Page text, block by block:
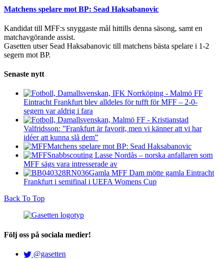
Matchens spelare mot BP: Sead Haksabanovic
Kandidat till MFF:s snyggaste mål hittills denna säsong, samt en
matchavgörande assist.
Gasetten utser Sead Haksabanovic till matchens bästa spelare i 1-2
segern mot BP.
Senaste nytt
Eintracht Frankfurt blev alldeles för tufft för MFF – 2-0-
segern var aldrig i fara
Valfridsson: ”Frankfurt är favorit, men vi känner att vi har
idéer att kunna slå dem”
Matchens spelare mot BP: Sead Haksabanovic
Snabbscouting Lasse Nordås – norska anfallaren som
MFF sägs vara intresserade av
Gamla MFF Dam mötte gamla Eintracht
Frankfurt i semifinal i UEFA Womens Cup
Back To Top
Följ oss på sociala medier!
@gasetten